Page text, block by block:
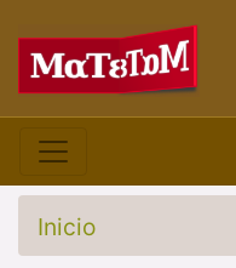
Inicio